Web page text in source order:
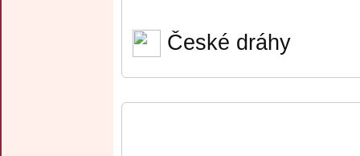
České dráhy